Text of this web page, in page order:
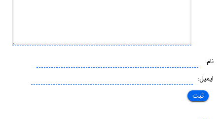
نام:
ایمیل: